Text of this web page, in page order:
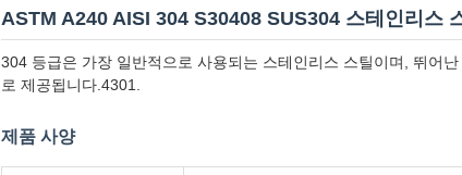
ASTM A240 AISI 304 S30408 SUS304 스테인리스
304 등급은 가장 일반적으로 사용되는 스테인리스 스틸이며, 뛰어
로 제공됩니다.4301.
제품 사양